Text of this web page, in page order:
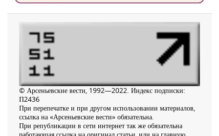
© Арсеньевские вести, 1992—2022. Индекс подписки:
П2436
При перепечатке и при другом использовании материалов,
ссылка на «Арсеньевские вести» обязательна.
При републикации в сети интернет так же обязательна